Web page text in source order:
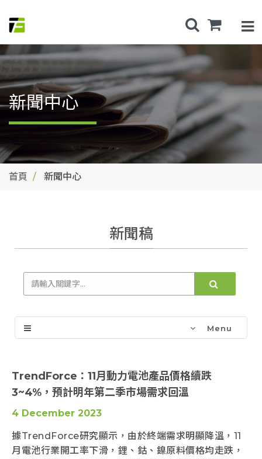
新聞中心
首頁 新聞中心
新聞稿
Menu
TrendForce：11月動力電池產品價格續跌
3~4%，預計明年第二季市場需求回溫
4 December 2023
據TrendForce研究顯示，由於終端需求明顯降溫，11
月電池行業開工率下滑，鋰、鈷、鎳原料價格均走跌，